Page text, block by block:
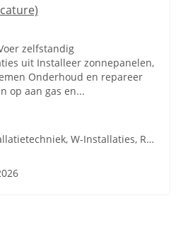
zelfstandig
uit Installeer zonnepanelen,
Onderhoud en repareer
op aan gas en...
Elektrotechniek, Installatietechniek, W-Installaties, Rijbewijs